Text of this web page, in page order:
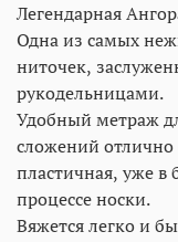
Легендарная
Одна из самых
ниточек,
рукодельницами.
Удобный метраж
сложений
пластичная, уже в
процессе носки.
Вяжется легко и